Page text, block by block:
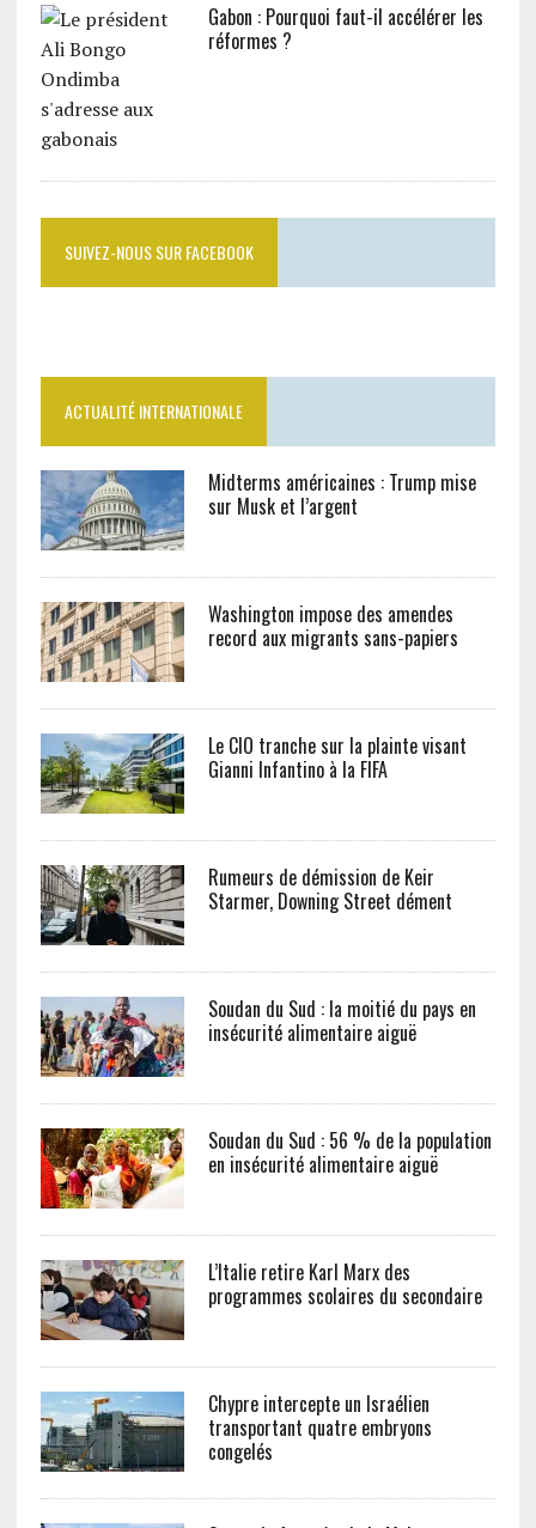
Gabon : Pourquoi faut-il accélérer les
réformes ?
SUIVEZ-NOUS SUR FACEBOOK
ACTUALITÉ INTERNATIONALE
Midterms américaines : Trump mise
sur Musk et l’argent
Washington impose des amendes
record aux migrants sans-papiers
Le CIO tranche sur la plainte visant
Gianni Infantino à la FIFA
Rumeurs de démission de Keir
Starmer, Downing Street dément
Soudan du Sud : la moitié du pays en
insécurité alimentaire aiguë
Soudan du Sud : 56 % de la population
en insécurité alimentaire aiguë
L’Italie retire Karl Marx des
programmes scolaires du secondaire
Chypre intercepte un Israélien
transportant quatre embryons
congelés